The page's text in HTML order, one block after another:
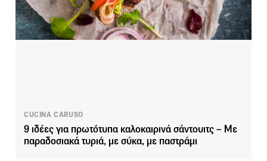
CUCINA CARUSO
9 ιδέες για πρωτότυπα καλοκαιρινά σάντουιτς – Με
παραδοσιακά τυριά, με σύκα, με παστράμι